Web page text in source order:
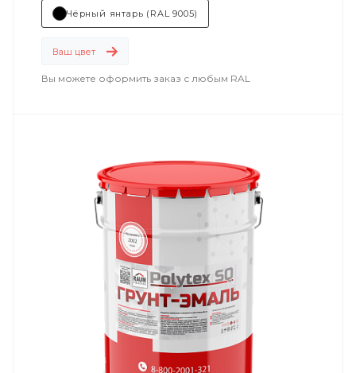
Чёрный янтарь (RAL 9005)
Ваш цвет
Вы можете оформить заказ с любым RAL